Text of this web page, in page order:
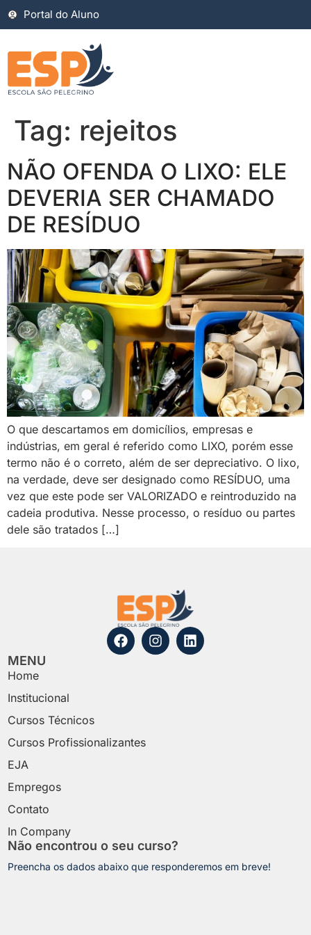
Portal do Aluno
Tag: rejeitos
NÃO OFENDA O LIXO: ELE
DEVERIA SER CHAMADO
DE RESÍDUO
O que descartamos em domicílios, empresas e
indústrias, em geral é referido como LIXO, porém esse
termo não é o correto, além de ser depreciativo. O lixo,
na verdade, deve ser designado como RESÍDUO, uma
vez que este pode ser VALORIZADO e reintroduzido na
cadeia produtiva. Nesse processo, o resíduo ou partes
dele são tratados […]
MENU
Home
Institucional
Cursos Técnicos
Cursos Profissionalizantes
EJA
Empregos
Contato
In Company
Não encontrou o seu curso?
Preencha os dados abaixo que responderemos em breve!